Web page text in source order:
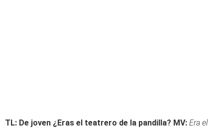
TL: De joven ¿Eras el teatrero de la pandilla? MV: Era el